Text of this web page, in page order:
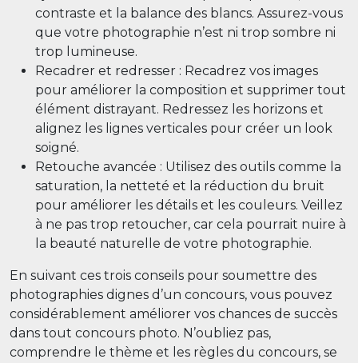
contraste et la balance des blancs. Assurez-vous
que votre photographie n’est ni trop sombre ni
trop lumineuse.
Recadrer et redresser : Recadrez vos images
pour améliorer la composition et supprimer tout
élément distrayant. Redressez les horizons et
alignez les lignes verticales pour créer un look
soigné.
Retouche avancée : Utilisez des outils comme la
saturation, la netteté et la réduction du bruit
pour améliorer les détails et les couleurs. Veillez
à ne pas trop retoucher, car cela pourrait nuire à
la beauté naturelle de votre photographie.
En suivant ces trois conseils pour soumettre des
photographies dignes d’un concours, vous pouvez
considérablement améliorer vos chances de succès
dans tout concours photo. N’oubliez pas,
comprendre le thème et les règles du concours, se